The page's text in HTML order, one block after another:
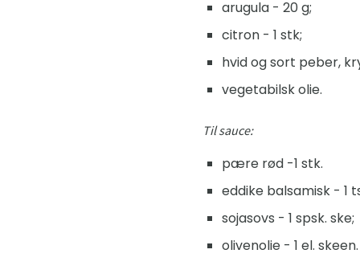
arugula - 20 g;
citron - 1 stk;
hvid og sort peber,
vegetabilsk olie.
Til sauce:
pære rød -1 stk.
eddike balsamisk - 1
sojasovs - 1 spsk. ske;
olivenolie - 1 el. skeen.